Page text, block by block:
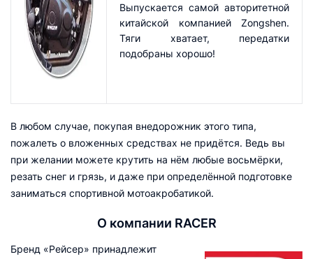
Выпускается самой авторитетной
китайской компанией Zongshen.
Тяги хватает, передатки
подобраны хорошо!
В любом случае, покупая внедорожник этого типа,
пожалеть о вложенных средствах не придётся. Ведь вы
при желании можете крутить на нём любые восьмёрки,
резать снег и грязь, и даже при определённой подготовке
заниматься спортивной мотоакробатикой.
О компании RACER
Бренд «Рейсер» принадлежит